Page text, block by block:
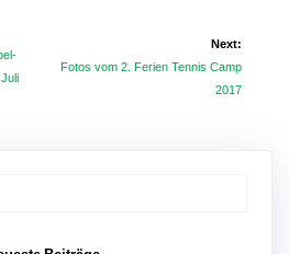
Next:
Next
Fotos vom 2. Ferien Tennis Camp
2017